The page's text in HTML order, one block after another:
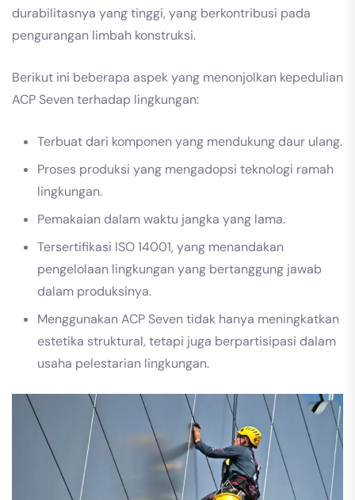
durabilitasnya yang tinggi, yang berkontribusi pada
pengurangan limbah konstruksi.
Berikut ini beberapa aspek yang menonjolkan kepedulian
ACP Seven terhadap lingkungan:
Terbuat dari komponen yang mendukung daur ulang.
Proses produksi yang mengadopsi teknologi ramah
lingkungan.
Pemakaian dalam waktu jangka yang lama.
Tersertifikasi ISO 14001, yang menandakan
pengelolaan lingkungan yang bertanggung jawab
dalam produksinya.
Menggunakan ACP Seven tidak hanya meningkatkan
estetika struktural, tetapi juga berpartisipasi dalam
usaha pelestarian lingkungan.